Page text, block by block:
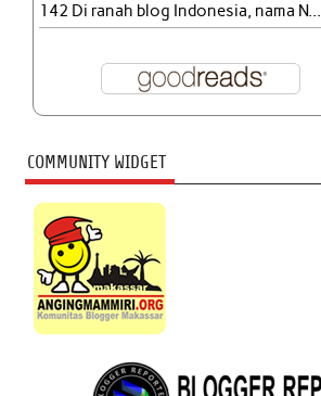
142 Di ranah blog Indonesia, nama N...
COMMUNITY WIDGET